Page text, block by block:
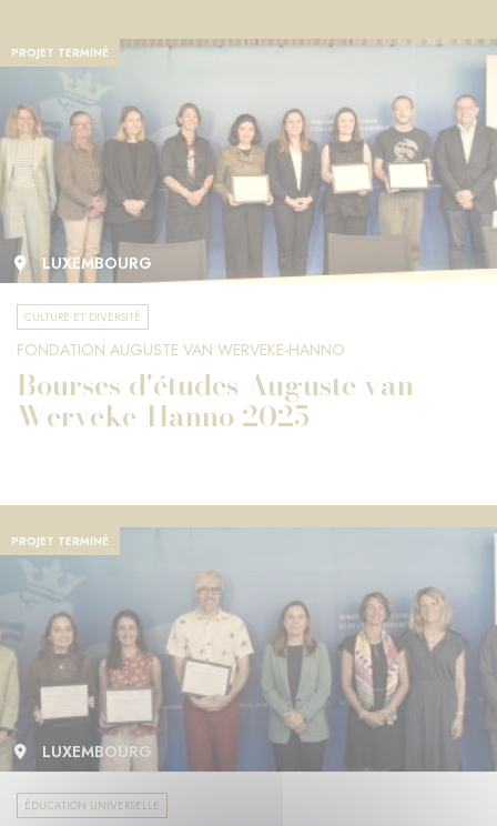
PROJET TERMINÉ
LUXEMBOURG
CULTURE ET DIVERSITÉ
FONDATION AUGUSTE VAN WERVEKE-HANNO
Bourses d'études Auguste van
Werveke-Hanno 2025
PROJET TERMINÉ
LUXEMBOURG
ÉDUCATION UNIVERSELLE